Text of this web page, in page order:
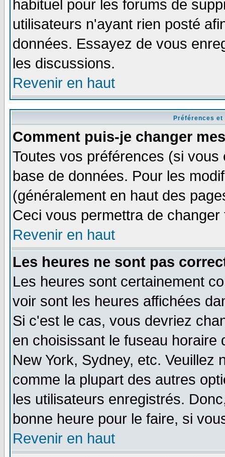
habituel pour les forums de
utilisateurs n'ayant rien posté
données. Essayez de vous
les discussions.
Revenir en haut
Préférences
Comment puis-je changer
Toutes vos préférences (si
base de données. Pour les
(généralement en haut des
Ceci vous permettra de
Revenir en haut
Les heures ne sont pas
Les heures sont certainement
voir sont les heures affichées
Si c'est le cas, vous devriez
en choisissant le fuseau
New York, Sydney, etc. Veuillez
comme la plupart des autres
les utilisateurs enregistrés.
bonne heure pour le faire, si
Revenir en haut